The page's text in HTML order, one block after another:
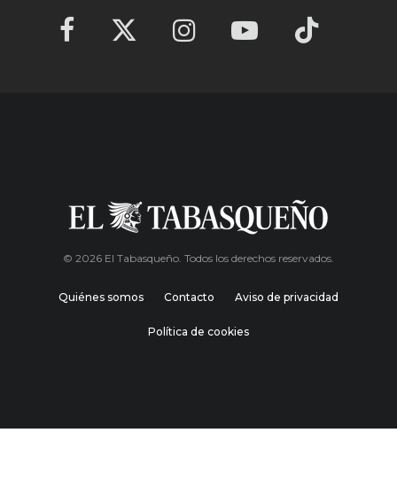
© 2026 El Tabasqueño. Todos los derechos reservados.
Quiénes somos Contacto Aviso de privacidad
Política de cookies